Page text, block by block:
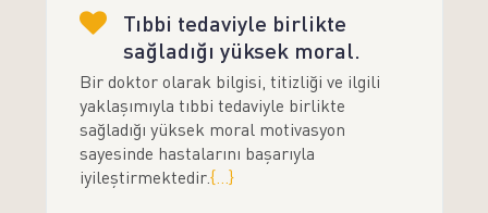
Tıbbi tedaviyle birlikte
sağladığı yüksek moral.
Bir doktor olarak bilgisi, titizliği ve ilgili
yaklaşımıyla tıbbi tedaviyle birlikte
sağladığı yüksek moral motivasyon
sayesinde hastalarını başarıyla
iyileştirmektedir.{...}